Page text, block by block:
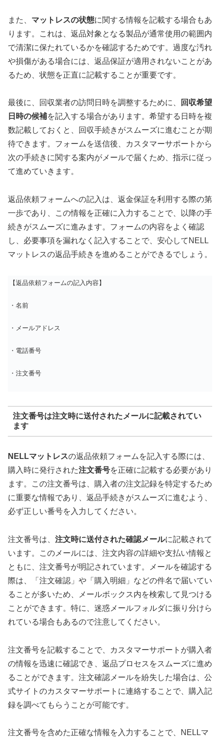
また、 マットレスの状態に関する情報を記載する場合もあ
ります。これは、返品対象となる製品が通常使用の範囲内
で清潔に保たれているかを確認するためです。過度な汚れ
や損傷がある場合には、返品保証が適用されないことがあ
るため、状態を正直に記載することが重要です。
最後に、回収業者の訪問日時を調整するために、
回収希望
日時の候補を記入する場合があります。希望する日時を複
数記載しておくと、回収手続きがスムーズに進むことが期
待できます。フォームを送信後、カスタマーサポートから
次の手続きに関する案内がメールで届くため、指示に従っ
て進めていきます。
返品依頼フォームへの記入は、返金保証を利用する際の第
一歩であり、この情報を正確に入力することで、以降の手
続きがスムーズに進みます。フォームの内容をよく確認
し、必要事項を漏れなく記入することで、安心してNELL
マットレスの返品手続きを進めることができるでしょう。
【返品依頼フォームの記入内容】
・名前
・メールアドレス
・電話番号
・注文番号
注文番号は注文時に送付されたメールに記載されてい
ます
NELLマットレスの返品依頼フォームを記入する際には、
購入時に発行された注文番号を正確に記載する必要があり
ます。この注文番号は、購入者の注文記録を特定するため
に重要な情報であり、返品手続きがスムーズに進むよう、
必ず正しい番号を入力してください。
注文番号は、 注文時に送付された確認メールに記載されて
います。このメールには、注文内容の詳細や支払い情報と
ともに、注文番号が明記されています。メールを確認する
際は、「注文確認」や「購入明細」などの件名で届いてい
ることが多いため、メールボックス内を検索して見つける
ことができます。特に、迷惑メールフォルダに振り分けら
れている場合もあるので注意してください。
注文番号を記載することで、カスタマーサポートが購入者
の情報を迅速に確認でき、返品プロセスをスムーズに進め
ることができます。注文確認メールを紛失した場合は、公
式サイトのカスタマーサポートに連絡することで、購入記
録を調べてもらうことが可能です。
注文番号を含めた正確な情報を入力することで、NELLマ